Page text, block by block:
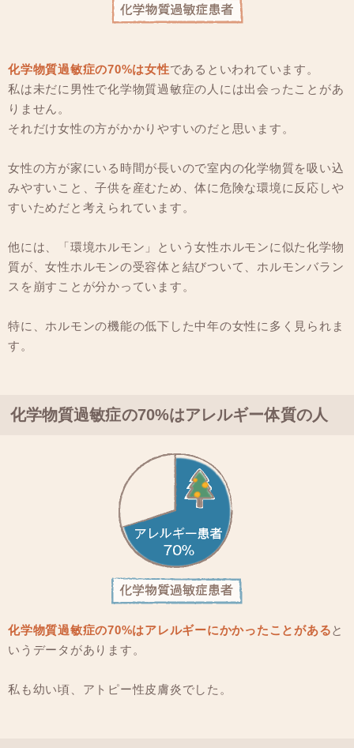
化学物質過敏症の70%は女性であるといわれています。
私は未だに男性で化学物質過敏症の人には出会ったことがあ
りません。
それだけ女性の方がかかりやすいのだと思います。
女性の方が家にいる時間が長いので室内の化学物質を吸い込
みやすいこと、子供を産むため、体に危険な環境に反応しや
すいためだと考えられています。
他には、「環境ホルモン」という女性ホルモンに似た化学物
質が、女性ホルモンの受容体と結びついて、ホルモンバラン
スを崩すことが分かっています。
特に、ホルモンの機能の低下した中年の女性に多く見られま
す。
化学物質過敏症の70%はアレルギー体質の人
化学物質過敏症の70%はアレルギーにかかったことがあると
いうデータがあります。
私も幼い頃、アトピー性皮膚炎でした。